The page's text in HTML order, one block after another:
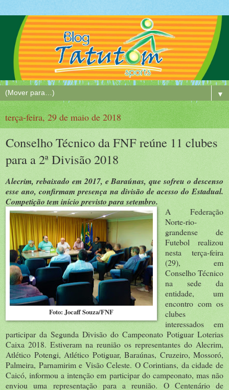
▼
terça-feira, 29 de maio de 2018
Conselho Técnico da FNF reúne 11 clubes
para a 2ª Divisão 2018
Alecrim, rebaixado em 2017, e Baraúnas, que sofreu o descenso
esse ano, confirmam presença na divisão de acesso do Estadual.
Competição tem início previsto para setembro.
Foto: Jocaff Souza/FNF
A Federação
Norte-rio-
grandense de
Futebol realizou
nesta terça-feira
(29), em
Conselho Técnico
na sede da
entidade, um
encontro com os
clubes
interessados em
participar da Segunda Divisão do Campeonato Potiguar Loterias
Caixa 2018. Estiveram na reunião os representantes do Alecrim,
Atlético Potengi, Atlético Potiguar, Baraúnas, Cruzeiro, Mossoró,
Palmeira, Parnamirim e Visão Celeste. O Corintians, da cidade de
Caicó, informou a intenção em participar do campeonato, mas não
enviou uma representação para a reunião. O Centenário de